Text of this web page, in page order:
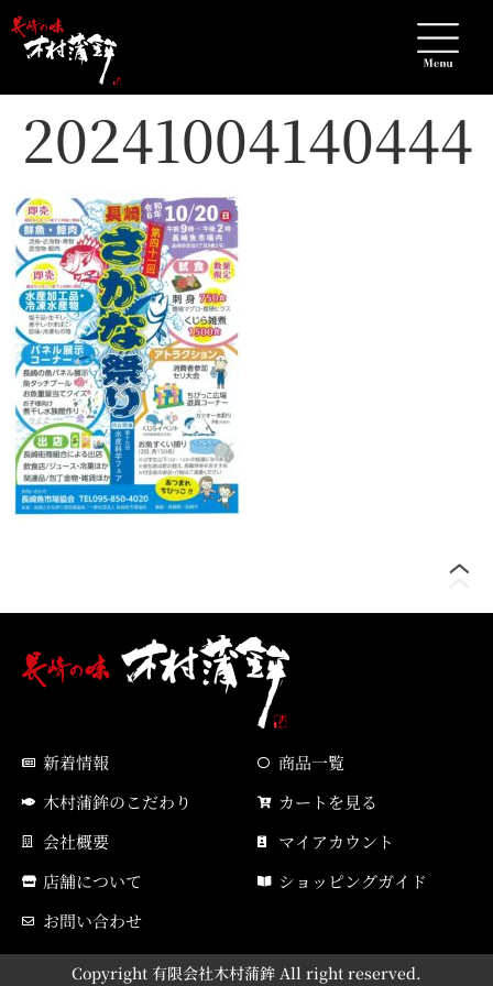
20241004140444
新着情報
木村蒲鉾のこだわり
会社概要
店舗について
お問い合わせ
商品一覧
カートを見る
マイアカウント
ショッピングガイド
Copyright 有限会社木村蒲鉾 All right reserved.